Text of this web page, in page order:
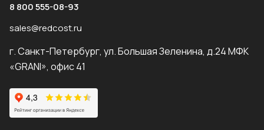
8 800 555-08-93
sales@redcost.ru
г. Санкт-Петербург, ул. Большая Зеленина, д.24 МФК
«GRANI», офис 41